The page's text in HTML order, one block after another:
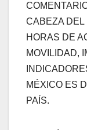
CABEZA DEL
HORAS DE
MOVILIDAD,
MÉXICO ES
PAÍS.